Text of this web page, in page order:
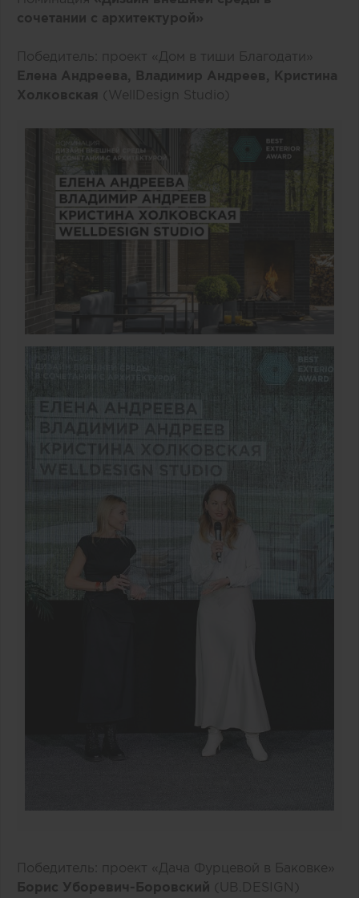
сочетании с архитектурой»
Победитель: проект «Дом в тиши Благодати»
Елена Андреева, Владимир Андреев, Кристина
Холковская (WellDesign Studio)
Победитель: проект «Дача Фурцевой в Баковке»
Борис Уборевич-Боровский (UB.DESIGN)